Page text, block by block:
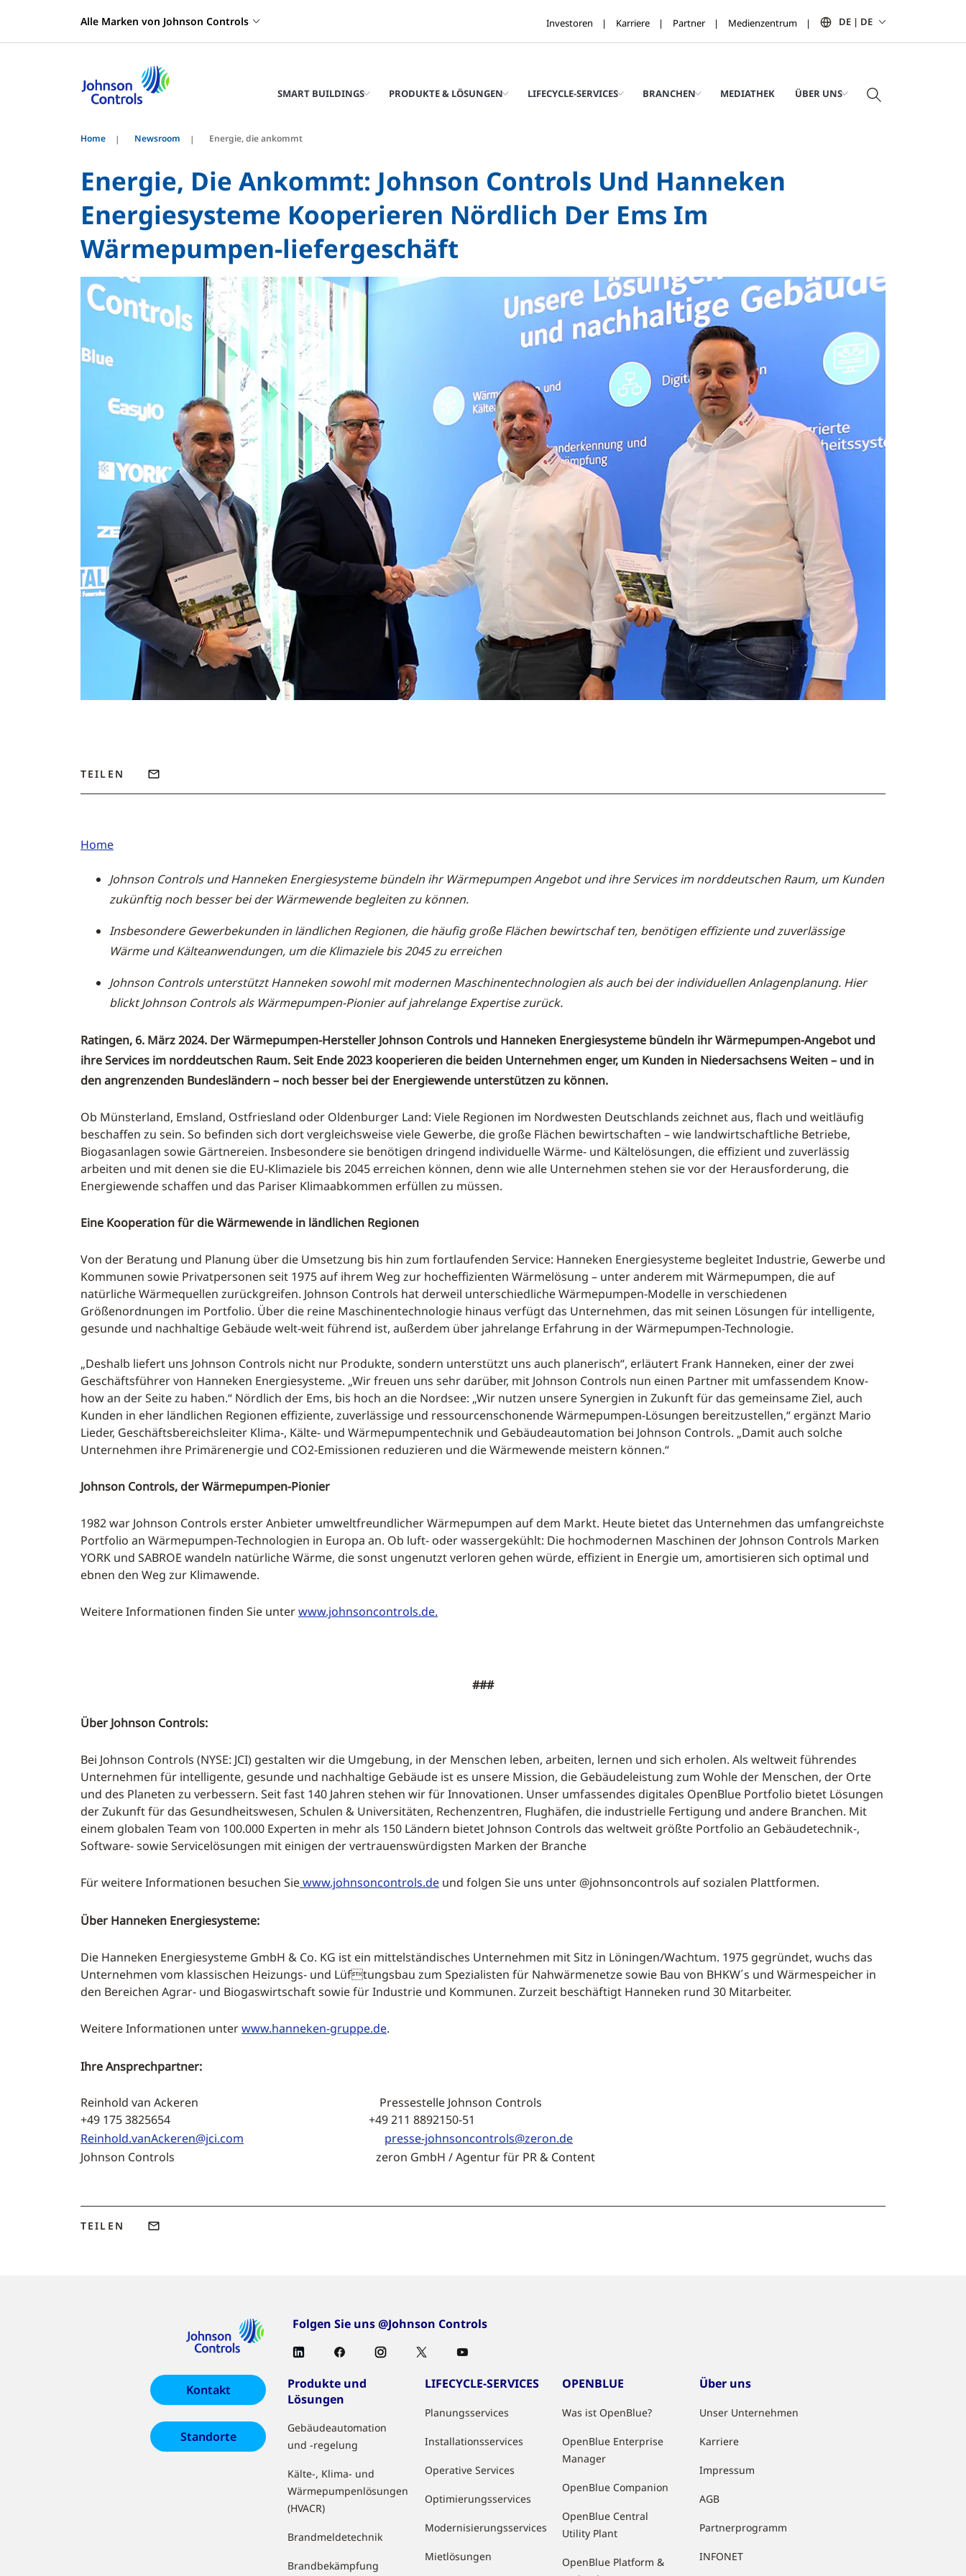
Alle Marken von Johnson Controls Investoren Karriere Partner Medienzentrum DE | DE
SMART BUILDINGS PRODUKTE & LÖSUNGEN LIFECYCLE-SERVICES BRANCHEN MEDIATHEK ÜBER UNS
Home Newsroom Energie, die ankommt
Energie, Die Ankommt: Johnson Controls Und Hanneken
Energiesysteme Kooperieren Nördlich Der Ems Im
Wärmepumpen-liefergeschäft
TEILEN
Home
Johnson Controls und Hanneken Energiesysteme bündeln ihr Wärmepumpen Angebot und ihre Services im norddeutschen Raum, um Kunden
zukünftig noch besser bei der Wärmewende begleiten zu können.
Insbesondere Gewerbekunden in ländlichen Regionen, die häufig große Flächen bewirtschaf ten, benötigen effiziente und zuverlässige
Wärme und Kälteanwendungen, um die Klimaziele bis 2045 zu erreichen
Johnson Controls unterstützt Hanneken sowohl mit modernen Maschinentechnologien als auch bei der individuellen Anlagenplanung. Hier
blickt Johnson Controls als Wärmepumpen-Pionier auf jahrelange Expertise zurück.
Ratingen, 6. März 2024. Der Wärmepumpen-Hersteller Johnson Controls und Hanneken Energiesysteme bündeln ihr Wärmepumpen-Angebot und
ihre Services im norddeutschen Raum. Seit Ende 2023 kooperieren die beiden Unternehmen enger, um Kunden in Niedersachsens Weiten – und in
den angrenzenden Bundesländern – noch besser bei der Energiewende unterstützen zu können.
Ob Münsterland, Emsland, Ostfriesland oder Oldenburger Land: Viele Regionen im Nordwesten Deutschlands zeichnet aus, flach und weitläufig
beschaffen zu sein. So befinden sich dort vergleichsweise viele Gewerbe, die große Flächen bewirtschaften – wie landwirtschaftliche Betriebe,
Biogasanlagen sowie Gärtnereien. Insbesondere sie benötigen dringend individuelle Wärme- und Kältelösungen, die effizient und zuverlässig
arbeiten und mit denen sie die EU-Klimaziele bis 2045 erreichen können, denn wie alle Unternehmen stehen sie vor der Herausforderung, die
Energiewende schaffen und das Pariser Klimaabkommen erfüllen zu müssen.
Eine Kooperation für die Wärmewende in ländlichen Regionen
Von der Beratung und Planung über die Umsetzung bis hin zum fortlaufenden Service: Hanneken Energiesysteme begleitet Industrie, Gewerbe und
Kommunen sowie Privatpersonen seit 1975 auf ihrem Weg zur hocheffizienten Wärmelösung – unter anderem mit Wärmepumpen, die auf
natürliche Wärmequellen zurückgreifen. Johnson Controls hat derweil unterschiedliche Wärmepumpen-Modelle in verschiedenen
Größenordnungen im Portfolio. Über die reine Maschinentechnologie hinaus verfügt das Unternehmen, das mit seinen Lösungen für intelligente,
gesunde und nachhaltige Gebäude welt-weit führend ist, außerdem über jahrelange Erfahrung in der Wärmepumpen-Technologie.
„Deshalb liefert uns Johnson Controls nicht nur Produkte, sondern unterstützt uns auch planerisch“, erläutert Frank Hanneken, einer der zwei
Geschäftsführer von Hanneken Energiesysteme. „Wir freuen uns sehr darüber, mit Johnson Controls nun einen Partner mit umfassendem Know-
how an der Seite zu haben.“ Nördlich der Ems, bis hoch an die Nordsee: „Wir nutzen unsere Synergien in Zukunft für das gemeinsame Ziel, auch
Kunden in eher ländlichen Regionen effiziente, zuverlässige und ressourcenschonende Wärmepumpen-Lösungen bereitzustellen,“ ergänzt Mario
Lieder, Geschäftsbereichsleiter Klima-, Kälte- und Wärmepumpentechnik und Gebäudeautomation bei Johnson Controls. „Damit auch solche
Unternehmen ihre Primärenergie und CO2-Emissionen reduzieren und die Wärmewende meistern können.“
Johnson Controls, der Wärmepumpen-Pionier
1982 war Johnson Controls erster Anbieter umweltfreundlicher Wärmepumpen auf dem Markt. Heute bietet das Unternehmen das umfangreichste
Portfolio an Wärmepumpen-Technologien in Europa an. Ob luft- oder wassergekühlt: Die hochmodernen Maschinen der Johnson Controls Marken
YORK und SABROE wandeln natürliche Wärme, die sonst ungenutzt verloren gehen würde, effizient in Energie um, amortisieren sich optimal und
ebnen den Weg zur Klimawende.
Weitere Informationen finden Sie unterwww.johnsoncontrols.de.
###
Über Johnson Controls:
Bei Johnson Controls (NYSE: JCI) gestalten wir die Umgebung, in der Menschen leben, arbeiten, lernen und sich erholen. Als weltweit führendes
Unternehmen für intelligente, gesunde und nachhaltige Gebäude ist es unsere Mission, die Gebäudeleistung zum Wohle der Menschen, der Orte
und des Planeten zu verbessern. Seit fast 140 Jahren stehen wir für Innovationen. Unser umfassendes digitales OpenBlue Portfolio bietet Lösungen
der Zukunft für das Gesundheitswesen, Schulen & Universitäten, Rechenzentren, Flughäfen, die industrielle Fertigung und andere Branchen. Mit
einem globalen Team von 100.000 Experten in mehr als 150 Ländern bietet Johnson Controls das weltweit größte Portfolio an Gebäudetechnik-,
Software- sowie Servicelösungen mit einigen der vertrauenswürdigsten Marken der Branche
Für weitere Informationen besuchen Siewww.johnsoncontrols.de und folgen Sie uns unter @johnsoncontrols auf sozialen Plattformen.
Über Hanneken Energiesysteme:
Die Hanneken Energiesysteme GmbH & Co. KG ist ein mittelständisches Unternehmen mit Sitz in Löningen/Wachtum. 1975 gegründet, wuchs das
Unternehmen vom klassischen Heizungs- und Lüftungsbau zum Spezialisten für Nahwärmenetze sowie Bau von BHKW´s und Wärmespeicher in
den Bereichen Agrar- und Biogaswirtschaft sowie für Industrie und Kommunen. Zurzeit beschäftigt Hanneken rund 30 Mitarbeiter.
Weitere Informationen unterwww.hanneken-gruppe.de.
Ihre Ansprechpartner:
Reinhold van Ackeren Pressestelle Johnson Controls
+49 175 3825654 +49 211 8892150-51
Reinhold.vanAckeren@jci.com
presse-johnsoncontrols@zeron.de
Johnson Controls zeron GmbH / Agentur für PR & Content
TEILEN
Folgen Sie uns @Johnson Controls
Kontakt
Standorte
Produkte und
Lösungen
Gebäudeautomation
und -regelung
Kälte-, Klima- und
Wärmepumpenlösungen
(HVACR)
Brandmeldetechnik
Brandbekämpfung
LIFECYCLE-SERVICES
Planungsservices
Installationsservices
Operative Services
Optimierungsservices
Modernisierungsservices
Mietlösungen
OPENBLUE
Was ist OpenBlue?
OpenBlue Enterprise
Manager
OpenBlue Companion
OpenBlue Central
Utility Plant
OpenBlue Platform &
Über uns
Unser Unternehmen
Karriere
Impressum
AGB
Partnerprogramm
INFONET